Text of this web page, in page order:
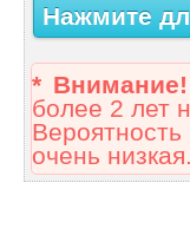
Нажмите
* Внимание!
более 2 лет
очень низкая.